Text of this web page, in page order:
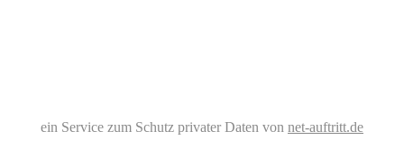
ein Service zum Schutz privater Daten von net-auftritt.de